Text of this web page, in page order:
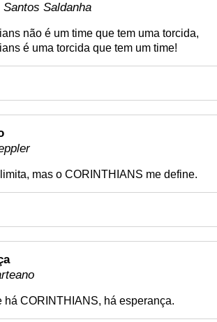
Saldanha
não é um time que tem uma torcida,
é uma torcida que tem um time!
mas o CORINTHIANS me define.
há CORINTHIANS, há esperança.